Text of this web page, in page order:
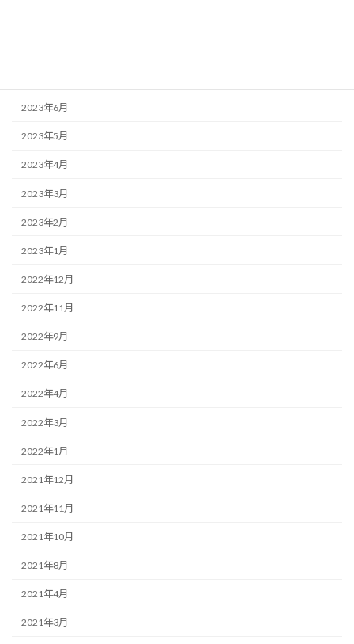
2023年6月
2023年5月
2023年4月
2023年3月
2023年2月
2023年1月
2022年12月
2022年11月
2022年9月
2022年6月
2022年4月
2022年3月
2022年1月
2021年12月
2021年11月
2021年10月
2021年8月
2021年4月
2021年3月